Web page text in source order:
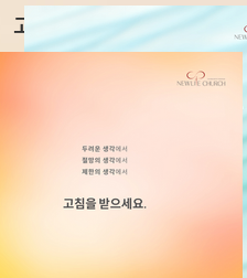
be healed.
고침을 받으세요